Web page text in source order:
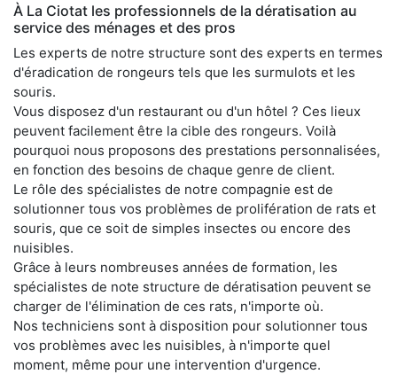
À La Ciotat les professionnels de la dératisation au
service des ménages et des pros
Les experts de notre structure sont des experts en termes
d'éradication de rongeurs tels que les surmulots et les
souris.
Vous disposez d'un restaurant ou d'un hôtel ? Ces lieux
peuvent facilement être la cible des rongeurs. Voilà
pourquoi nous proposons des prestations personnalisées,
en fonction des besoins de chaque genre de client.
Le rôle des spécialistes de notre compagnie est de
solutionner tous vos problèmes de prolifération de rats et
souris, que ce soit de simples insectes ou encore des
nuisibles.
Grâce à leurs nombreuses années de formation, les
spécialistes de note structure de dératisation peuvent se
charger de l'élimination de ces rats, n'importe où.
Nos techniciens sont à disposition pour solutionner tous
vos problèmes avec les nuisibles, à n'importe quel
moment, même pour une intervention d'urgence.